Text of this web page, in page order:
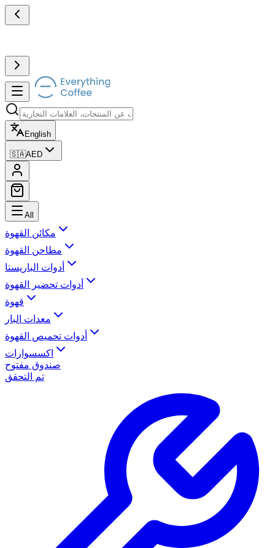
English
🇸🇦AED
All
مكائن القهوة
مطاحن القهوة
أدوات الباريستا
أدوات تحضير القهوة
قهوة
معدات البار
أدوات تحميص القهوة
اكسسوارات
صندوق مفتوح
تم التحقق